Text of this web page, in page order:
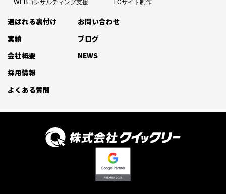
選ばれる裏付け
実績
会社概要
採用情報
よくある質問
お問い合わせ
ブログ
NEWS